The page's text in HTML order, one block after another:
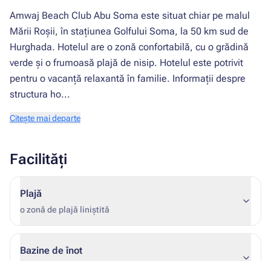
Amwaj Beach Club Abu Soma este situat chiar pe malul
Mării Roșii, în stațiunea Golfului Soma, la 50 km sud de
Hurghada. Hotelul are o zonă confortabilă, cu o grădină
verde și o frumoasă plajă de nisip. Hotelul este potrivit
pentru o vacanță relaxantă în familie. Informații despre
structura ho...
Citește mai departe
Facilități
Plajă
o zonă de plajă liniștită
Bazine de înot